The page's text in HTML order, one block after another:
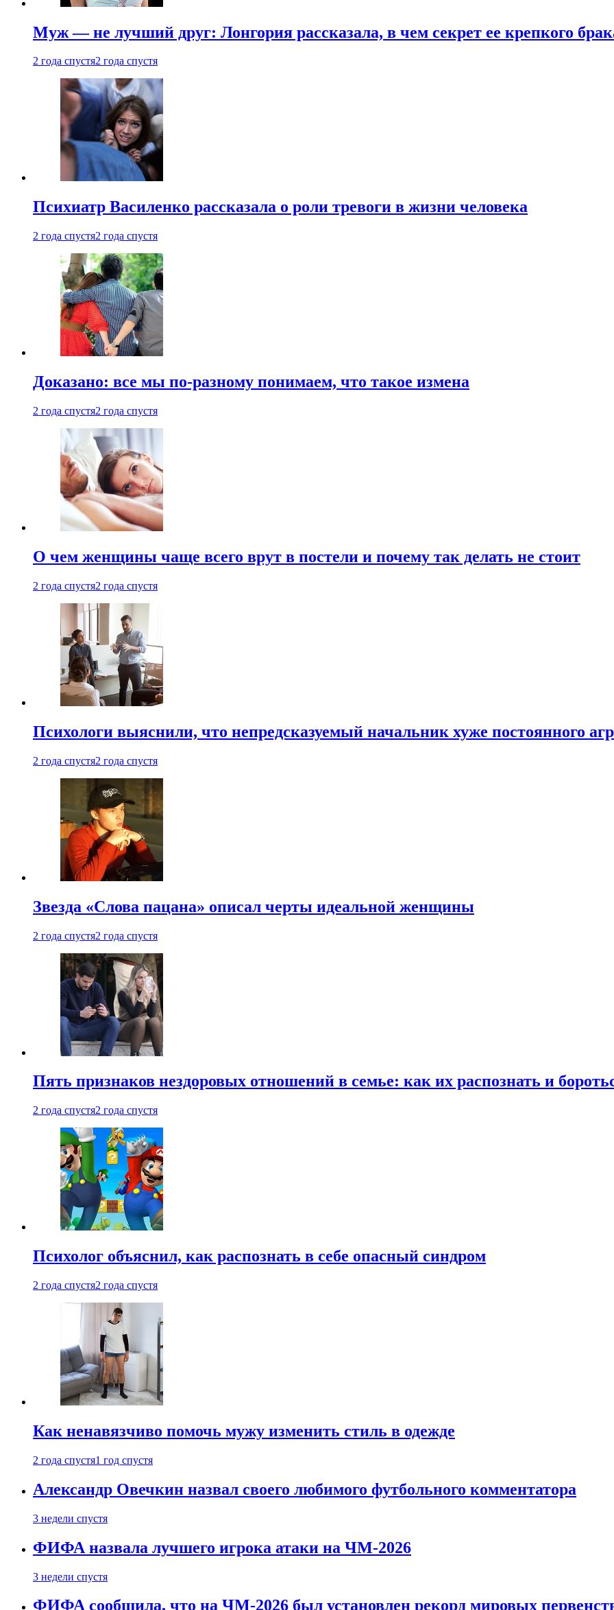
Муж — не лучший друг: Лонгория рассказала, в чем секрет ее крепкого
2 года спустя2 года спустя
Психиатр Василенко рассказала о роли тревоги в жизни человека
2 года спустя2 года спустя
Доказано: все мы по-разному понимаем, что такое измена
2 года спустя2 года спустя
О чем женщины чаще всего врут в постели и почему так делать не стоит
2 года спустя2 года спустя
Психологи выяснили, что непредсказуемый начальник хуже постоянного
2 года спустя2 года спустя
Звезда «Слова пацана» описал черты идеальной женщины
2 года спустя2 года спустя
Пять признаков нездоровых отношений в семье: как их распознать и
2 года спустя2 года спустя
Психолог объяснил, как распознать в себе опасный синдром
2 года спустя2 года спустя
Как ненавязчиво помочь мужу изменить стиль в одежде
2 года спустя1 год спустя
Александр Овечкин назвал своего любимого футбольного комментатора
3 недели спустя
ФИФА назвала лучшего игрока атаки на ЧМ-2026
3 недели спустя
ФИФА сообщила, что на ЧМ-2026 был установлен рекорд мировых